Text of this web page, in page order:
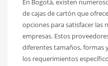
de cajas de cartón que
opciones para satisfacer las
empresas. Estos
diferentes tamaños, formas
los requerimientos